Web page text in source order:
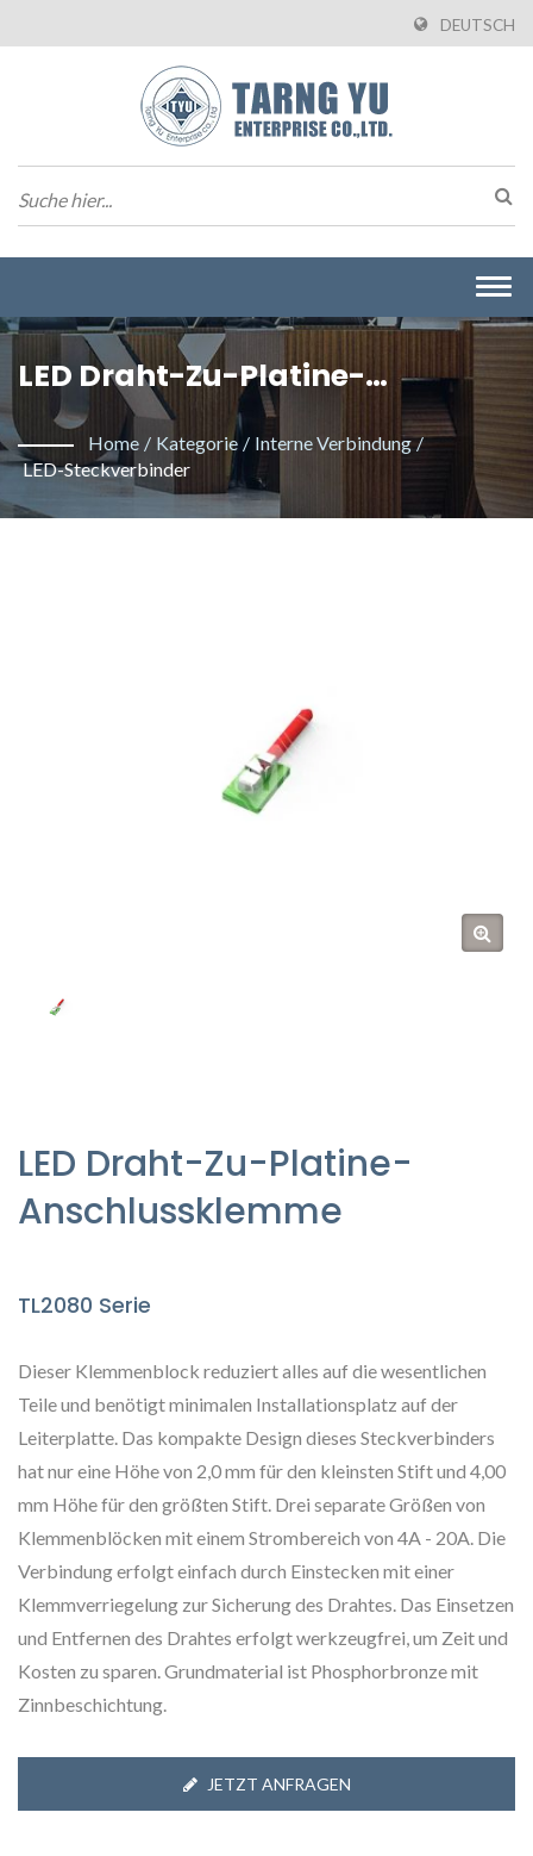
DEUTSCH
LED Draht-Zu-Platine-
Anschlussklemme Einzelkreis. /
Hersteller Von Wire-To-Board-
Steckverbindern Aus Taiwan |
Home / Kategorie / Interne Verbindung /
LED-Steckverbinder
LED Draht-Zu-Platine-
Anschlussklemme
TL2080 Serie
Dieser Klemmenblock reduziert alles auf die wesentlichen
Teile und benötigt minimalen Installationsplatz auf der
Leiterplatte. Das kompakte Design dieses Steckverbinders
hat nur eine Höhe von 2,0 mm für den kleinsten Stift und 4,00
mm Höhe für den größten Stift. Drei separate Größen von
Klemmenblöcken mit einem Strombereich von 4A - 20A. Die
Verbindung erfolgt einfach durch Einstecken mit einer
Klemmverriegelung zur Sicherung des Drahtes. Das Einsetzen
und Entfernen des Drahtes erfolgt werkzeugfrei, um Zeit und
Kosten zu sparen. Grundmaterial ist Phosphorbronze mit
Zinnbeschichtung.
JETZT ANFRAGEN